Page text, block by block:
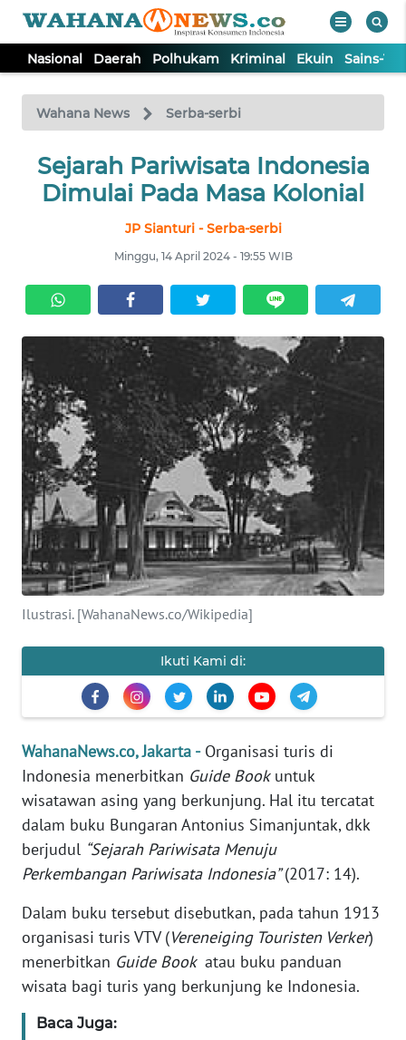
Nasional Daerah Polhukam Kriminal Ekuin Sains-
Wahana News Serba-serbi
Sejarah Pariwisata Indonesia
Dimulai Pada Masa Kolonial
JP Sianturi - Serba-serbi
Minggu, 14 April 2024 - 19:55 WIB
Ilustrasi. [WahanaNews.co/Wikipedia]
Ikuti Kami di:
WahanaNews.co, Jakarta -Organisasi turis di
Indonesia menerbitkan Guide Bookuntuk
wisatawan asing yang berkunjung. Hal itu tercatat
dalam buku Bungaran Antonius Simanjuntak, dkk
berjudul “Sejarah Pariwisata Menuju
Perkembangan Pariwisata Indonesia”(2017: 14).
Dalam buku tersebut disebutkan, pada tahun 1913
organisasi turis VTV (Vereneiging Touristen Verker)
menerbitkan Guide Book atau buku panduan
wisata bagi turis yang berkunjung ke Indonesia.
Baca Juga:
TV
Tutup
NASIONAL
KRIMINAL
EKUIN
SAINS-TEKNO
KESEHATAN
INTERNASIONAL
SERBA-SERBI
PENDIDIKAN
OPINI
EDITORIAL
Informasi
INDEKS
BERITA
KAMI
INFO